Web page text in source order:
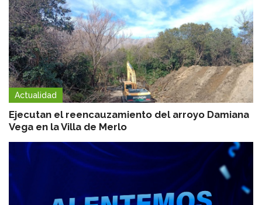
Actualidad
Ejecutan el reencauzamiento del arroyo Damiana
Vega en la Villa de Merlo